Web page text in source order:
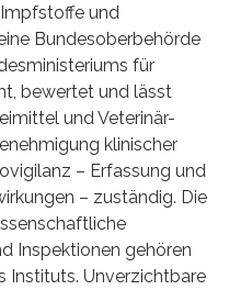
und
Bundesoberbehörde
für
bewertet und lässt
und Veterinär-
klinischer
– Erfassung und
– zuständig. Die
Inspektionen gehören
Instituts. Unverzichtbare